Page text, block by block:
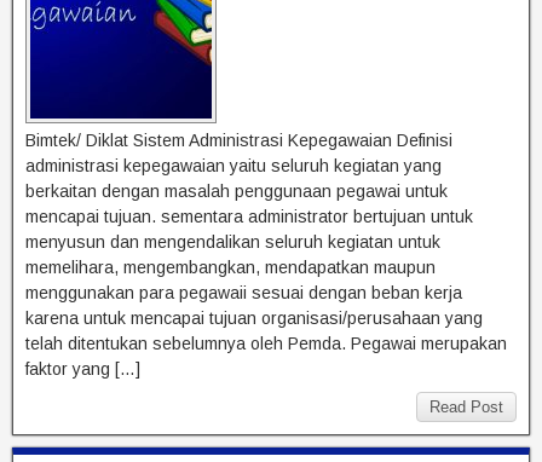
Bimtek/ Diklat Sistem Administrasi Kepegawaian Definisi
administrasi kepegawaian yaitu seluruh kegiatan yang
berkaitan dengan masalah penggunaan pegawai untuk
mencapai tujuan. sementara administrator bertujuan untuk
menyusun dan mengendalikan seluruh kegiatan untuk
memelihara, mengembangkan, mendapatkan maupun
menggunakan para pegawaii sesuai dengan beban kerja
karena untuk mencapai tujuan organisasi/perusahaan yang
telah ditentukan sebelumnya oleh Pemda. Pegawai merupakan
faktor yang […]
Read Post